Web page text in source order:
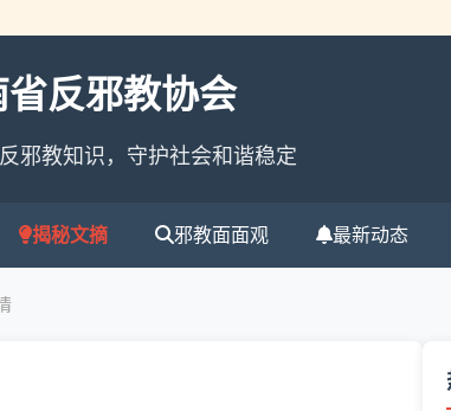
省反邪教协会
邪教知识，守护社会和谐稳定
揭秘文摘 邪教面面观 最新动态